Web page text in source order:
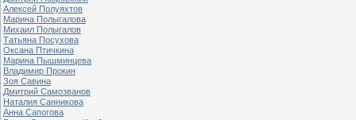
Алексей Полуяхтов
Марина Полыгалова
Михаил Полыгалов
Татьяна Посухова
Оксана Птичкина
Марина Пышминцева
Владимир Прокин
Зоя Савина
Дмитрий Самозванов
Наталия Санникова
Анна Сапогова